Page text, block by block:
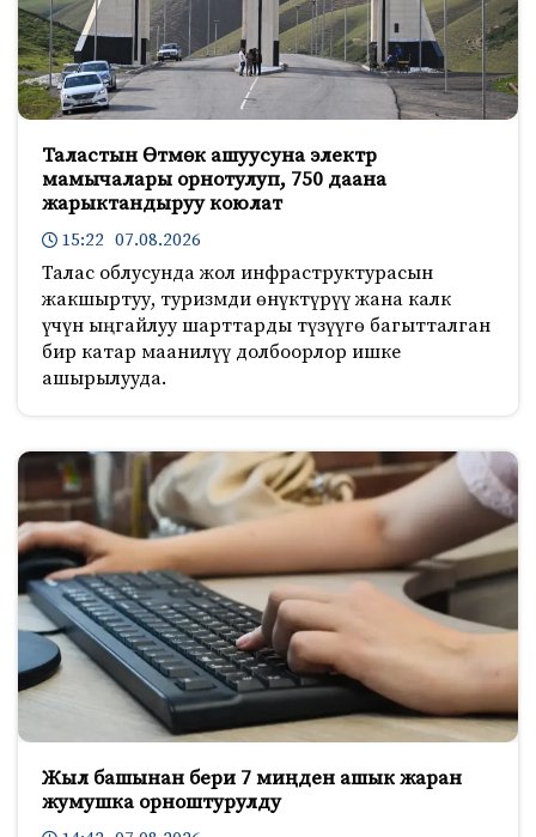
Таластын Өтмөк ашуусуна электр
мамычалары орнотулуп, 750 даана
жарыктандыруу коюлат
15:22 07.08.2026
Талас облусунда жол инфраструктурасын
жакшыртуу, туризмди өнүктүрүү жана калк
үчүн ыңгайлуу шарттарды түзүүгө багытталган
бир катар маанилүү долбоорлор ишке
ашырылууда.
Жыл башынан бери 7 миңден ашык жаран
жумушка орноштурулду